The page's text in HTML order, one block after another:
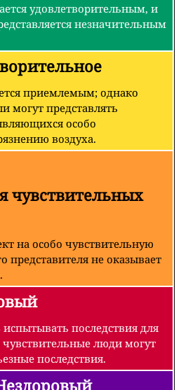
удовлетворительным, и
незначительным
приемлемым; однако
могут представлять
особо
воздуха.
чувствительных
на особо чувствительную
представителя не оказывает
последствия для
чувствительные люди могут
последствия.